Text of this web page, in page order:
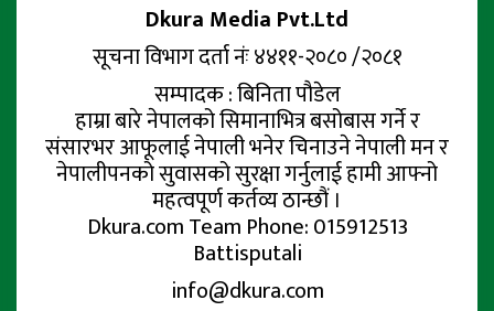
Dkura Media Pvt.Ltd
सूचना विभाग दर्ता नंः ४४११-२०८० /२०८१
सम्पादक : बिनिता पौडेल
हाम्रा बारे नेपालको सिमानाभित्र बसोबास गर्ने र
संसारभर आफूलाई नेपाली भनेर चिनाउने नेपाली मन र
नेपालीपनको सुवासको सुरक्षा गर्नुलाई हामी आफ्नो
महत्वपूर्ण कर्तव्य ठान्छौं ।
Dkura.com Team Phone: 015912513
Battisputali
info@dkura.com